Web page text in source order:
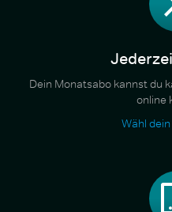
Dein Monatsabo kannst du
online
Wähl